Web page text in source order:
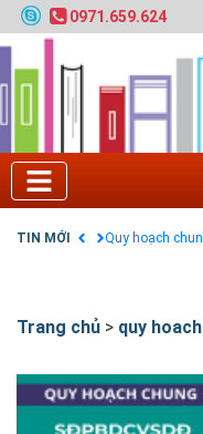
0971.659.624
TIN MỚI
Tuyển sinh
trường đô thị -
Chính sách
Điều khoản dịch
Quy hoạch
GIAO LƯU
SỐ 02
Trang chủ > quy